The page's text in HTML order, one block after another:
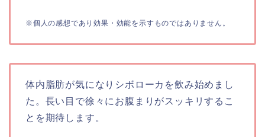
※個人の感想であり効果・効能を示すものではありません。
体内脂肪が気になり シボローカを飲み始めまし
た。長い目で徐々にお腹まりがスッキリするこ
とを期待します。